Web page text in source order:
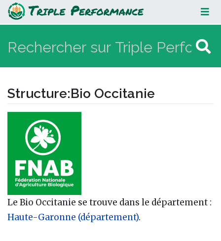
Bio Occitanie
Structure:Bio Occitanie
Aller à :navigation
Le Bio Occitanie se trouve dans le département :
Haute-Garonne (département).